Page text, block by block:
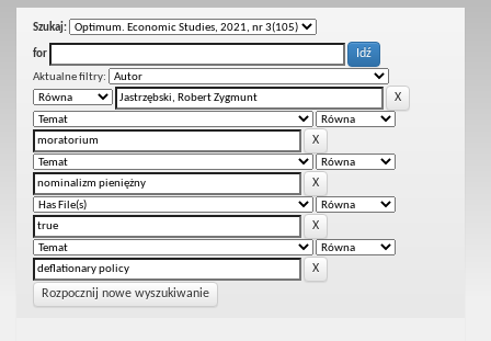
Szukaj:
for
Aktualne filtry:
Rozpocznij nowe wyszukiwanie